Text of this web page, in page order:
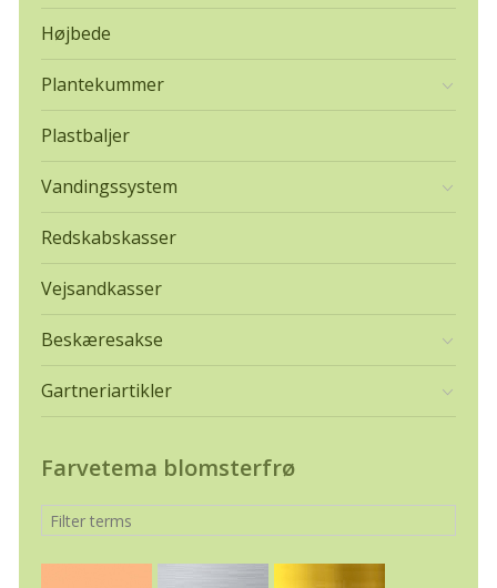
Højbede
Plantekummer
Plastbaljer
Vandingssystem
Redskabskasser
Vejsandkasser
Beskæresakse
Gartneriartikler
Farvetema blomsterfrø